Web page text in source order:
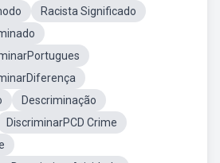
Racista Significado
Descriminação
DiscriminarPCD Crime